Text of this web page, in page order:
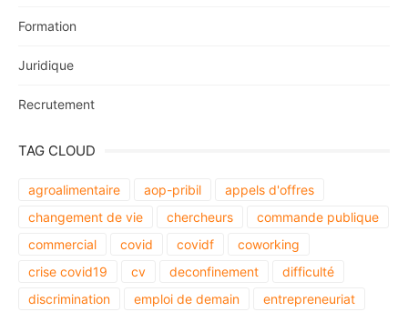
Formation
Juridique
Recrutement
TAG CLOUD
agroalimentaire aop-pribil
appels d'offres
changement de vie
chercheurs
commande publique
commercial
covid covidf
coworking
crise covid19
cv deconfinement
difficulté
discrimination
emploi de demain
entrepreneuriat